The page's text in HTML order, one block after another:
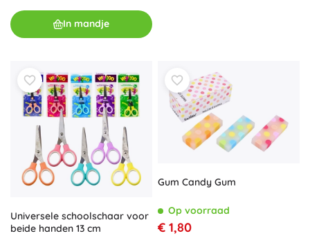
In mandje
Universele schoolschaar voor
beide handen 13 cm
Gum Candy Gum
Op voorraad
€ 1,80